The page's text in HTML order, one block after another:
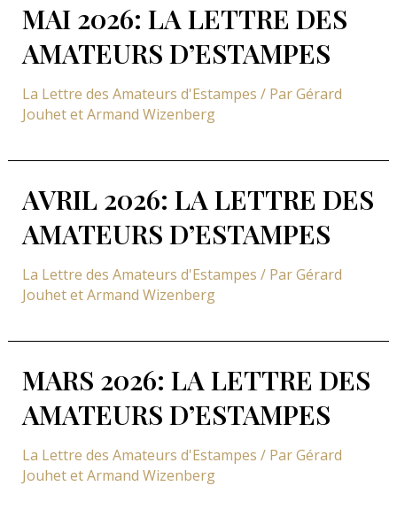
MAI 2026: LA LETTRE DES
AMATEURS D’ESTAMPES
La Lettre des Amateurs d'Estampes / ParGérard
Jouhet et Armand Wizenberg
AVRIL 2026: LA LETTRE DES
AMATEURS D’ESTAMPES
La Lettre des Amateurs d'Estampes / ParGérard
Jouhet et Armand Wizenberg
MARS 2026: LA LETTRE DES
AMATEURS D’ESTAMPES
La Lettre des Amateurs d'Estampes / ParGérard
Jouhet et Armand Wizenberg